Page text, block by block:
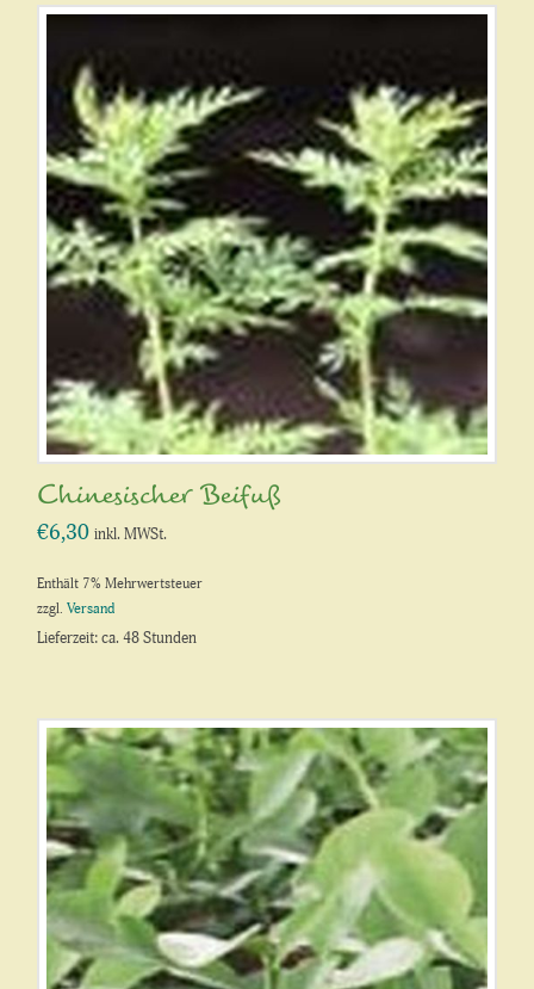
Chinesischer Beifuß
€6,30 inkl. MWSt.
Enthält 7% Mehrwertsteuer
zzgl.Versand
Lieferzeit: ca. 48 Stunden